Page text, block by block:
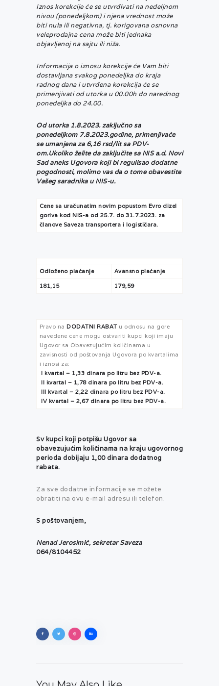
Iznos korekcije će se utvrđivati na nedeljnom
nivou (ponedeljkom) i njena vrednost može
biti nula ili negativna, tj. korigovana osnovna
veleprodajna cena može biti jednaka
objavljenoj na sajtu ili niža.
Informacija o iznosu korekcije će Vam biti
dostavljana svakog ponedeljka do kraja
radnog dana i utvrđena korekcija će se
primenjivati od utorka u 00.00h do narednog
ponedeljka do 24.00.
Od utorka 1.8.2023. zaključno sa
ponedeljkom 7.8.2023.godine, primenjivaće
se umanjena za 6,16 rsd/lit sa PDV-
om.Ukoliko želite da zaključite sa NIS a.d. Novi
Sad aneks Ugovora koji bi regulisao dodatne
pogodnosti, molimo vas da o tome obavestite
Vašeg saradnika u NIS-u.
Cene sa uračunatim novim popustom Evro dizel
goriva kod NIS-a od 25.7. do 31.7.2023. za
članove Saveza transportera i logističara.
Odloženo plaćanje Avansno plaćanje
181,15 179,59
Pravo na DODATNI RABAT u odnosu na gore
navedene cene mogu ostvariti kupci koji imaju
Ugovor sa Obavezujućim količinama u
zavisnosti od poštovanja Ugovora po kvartalima
i iznosi za:
I kvartal – 1,33 dinara po litru bez PDV-a.
II kvartal – 1,78 dinara po litru bez PDV-a.
III kvartal – 2,22 dinara po litru bez PDV-a.
IV kvartal – 2,67 dinara po litru bez PDV-a.
Sv kupci koji potpišu Ugovor sa
obavezujućim količinama na kraju ugovornog
perioda dobijaju 1,00 dinara dodatnog
rabata.
Za sve dodatne informacije se možete
obratiti na ovu e-mail adresu ili telefon.
S poštovanjem,
Nenad Jerosimić, sekretar Saveza
064/8104452